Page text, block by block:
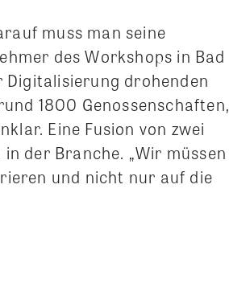
muss man seine
des Workshops in Bad
Digitalisierung drohenden
1800 Genossenschaften,
Eine Fusion von zwei
der Branche. „Wir müssen
und nicht nur auf die